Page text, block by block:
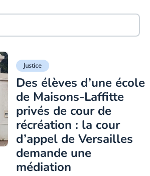
Justice
Des élèves d’une école
de Maisons-Laffitte
privés de cour de
récréation : la cour
d’appel de Versailles
demande une
médiation